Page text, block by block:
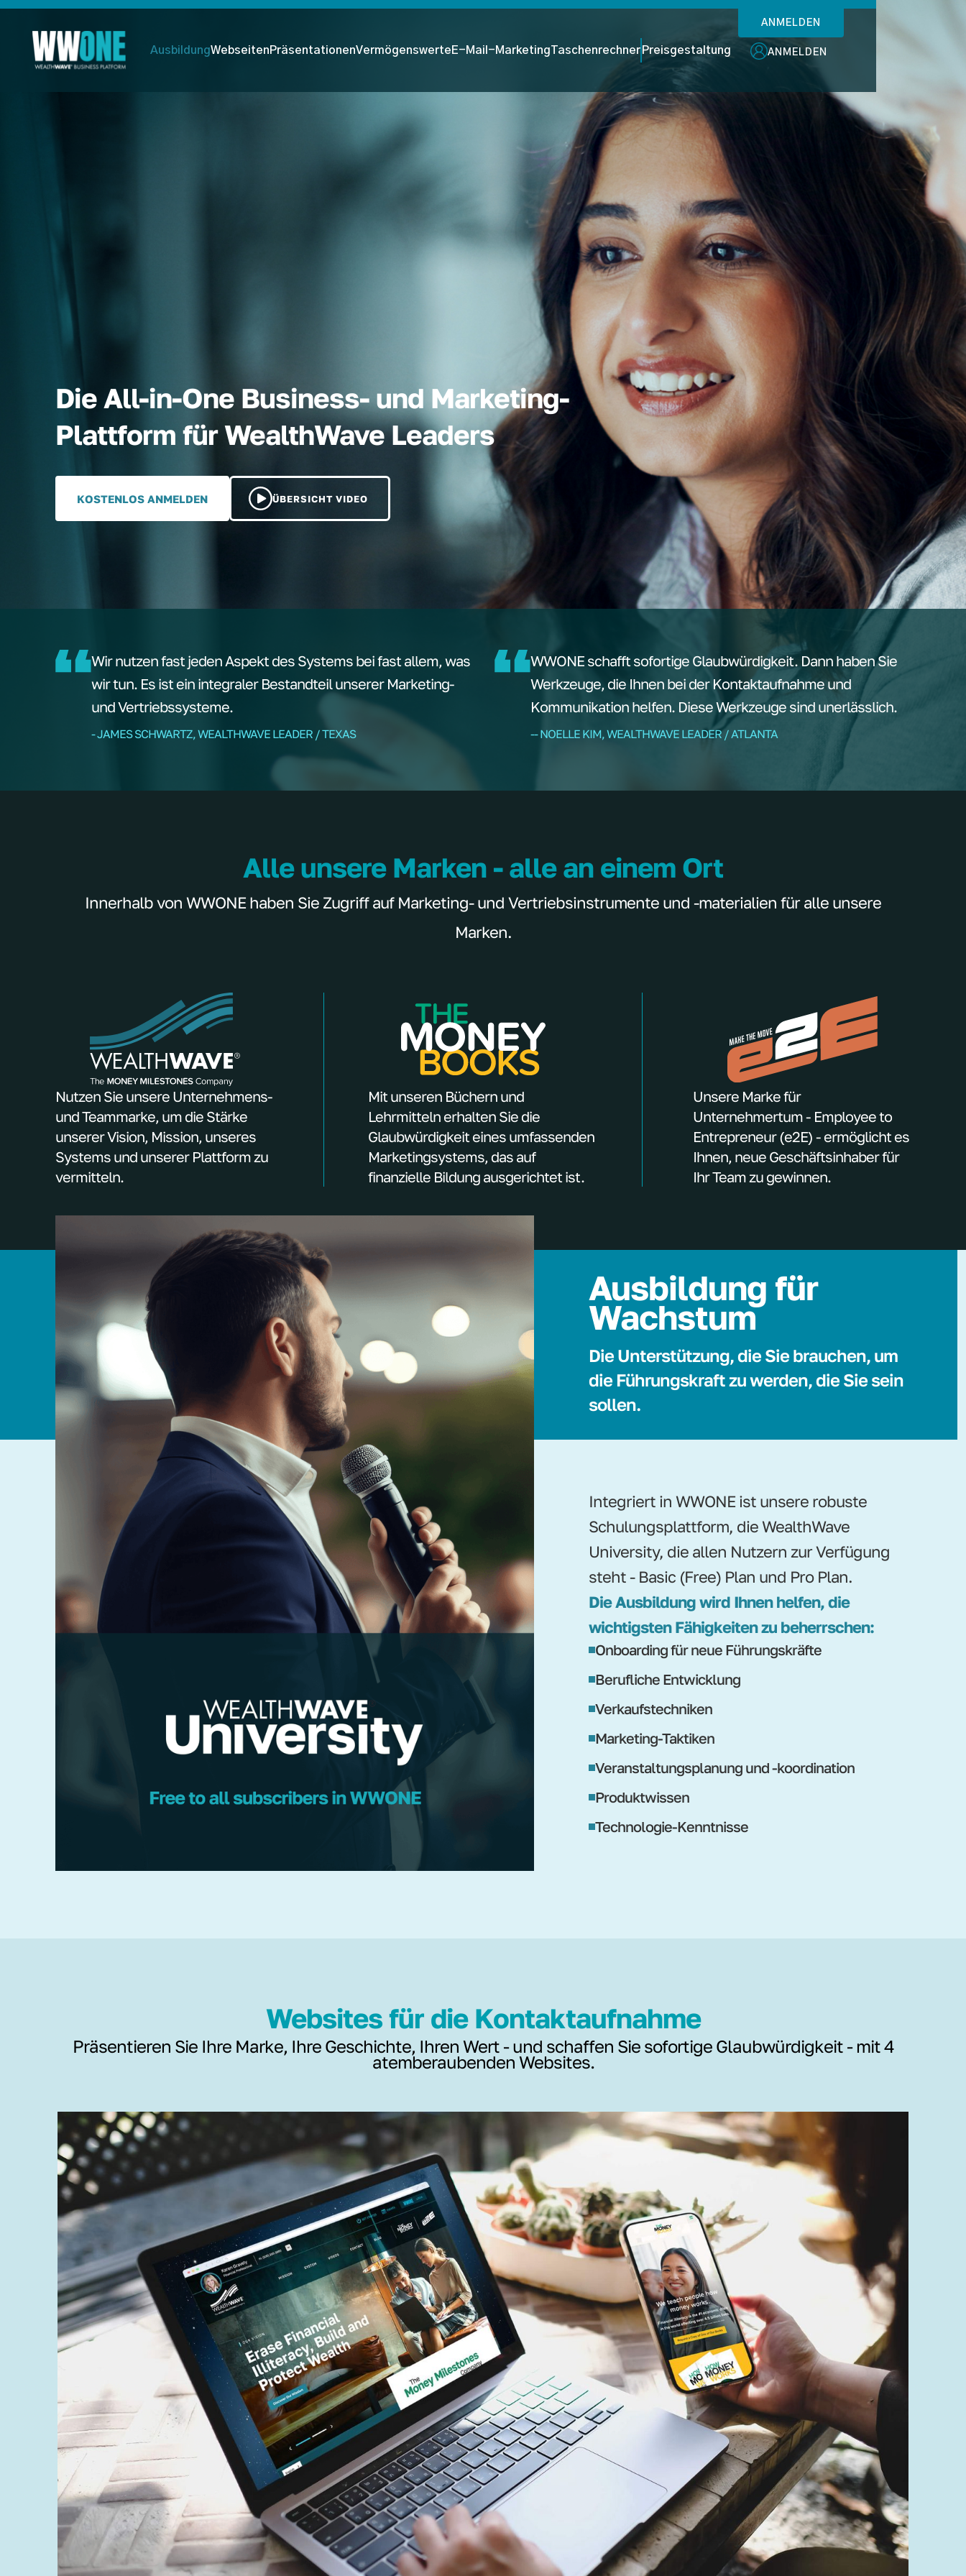
AusbildungWebseitenPräsentationenVermögenswerteE-Mail-MarketingTaschenrechner Preisgestaltung
ANMELDEN
ANMELDEN
Die All-in-One Business- und Marketing-
Plattform für WealthWave Leaders
KOSTENLOS ANMELDEN ÜBERSICHT VIDEO
Wir nutzen fast jeden Aspekt des Systems bei fast allem, was
wir tun. Es ist ein integraler Bestandteil unserer Marketing-
und Vertriebssysteme.
- JAMES SCHWARTZ, WEALTHWAVE LEADER / TEXAS
WWONE schafft sofortige Glaubwürdigkeit. Dann haben Sie
Werkzeuge, die Ihnen bei der Kontaktaufnahme und
Kommunikation helfen. Diese Werkzeuge sind unerlässlich.
-- NOELLE KIM, WEALTHWAVE LEADER / ATLANTA
Alle unsere Marken - alle an einem Ort
Innerhalb von WWONE haben Sie Zugriff auf Marketing- und Vertriebsinstrumente und -materialien für alle unsere
Marken.
Nutzen Sie unsere Unternehmens-
und Teammarke, um die Stärke
unserer Vision, Mission, unseres
Systems und unserer Plattform zu
vermitteln.
Mit unseren Büchern und
Lehrmitteln erhalten Sie die
Glaubwürdigkeit eines umfassenden
Marketingsystems, das auf
finanzielle Bildung ausgerichtet ist.
Unsere Marke für
Unternehmertum - Employee to
Entrepreneur (e2E) - ermöglicht es
Ihnen, neue Geschäftsinhaber für
Ihr Team zu gewinnen.
Ausbildung für
Wachstum
Die Unterstützung, die Sie brauchen, um
die Führungskraft zu werden, die Sie sein
sollen.
Integriert in WWONE ist unsere robuste
Schulungsplattform, die WealthWave
University, die allen Nutzern zur Verfügung
steht - Basic (Free) Plan und Pro Plan.
Die Ausbildung wird Ihnen helfen, die
wichtigsten Fähigkeiten zu beherrschen:
Onboarding für neue Führungskräfte
Berufliche Entwicklung
Verkaufstechniken
Marketing-Taktiken
Veranstaltungsplanung und -koordination
Produktwissen
Technologie-Kenntnisse
Websites für die Kontaktaufnahme
Präsentieren Sie Ihre Marke, Ihre Geschichte, Ihren Wert - und schaffen Sie sofortige Glaubwürdigkeit - mit 4
atemberaubenden Websites.